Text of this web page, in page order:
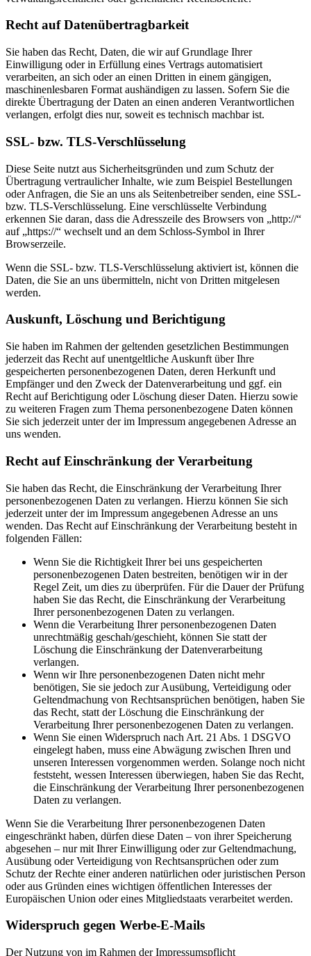
Recht auf Daten­übertrag­barkeit
Sie haben das Recht, Daten, die wir auf Grundlage Ihrer
Einwilligung oder in Erfüllung eines Vertrags automatisiert
verarbeiten, an sich oder an einen Dritten in einem gängigen,
maschinenlesbaren Format aushändigen zu lassen. Sofern Sie die
direkte Übertragung der Daten an einen anderen Verantwortlichen
verlangen, erfolgt dies nur, soweit es technisch machbar ist.
SSL- bzw. TLS-Verschlüsselung
Diese Seite nutzt aus Sicherheitsgründen und zum Schutz der
Übertragung vertraulicher Inhalte, wie zum Beispiel Bestellungen
oder Anfragen, die Sie an uns als Seitenbetreiber senden, eine SSL-
bzw. TLS-Verschlüsselung. Eine verschlüsselte Verbindung
erkennen Sie daran, dass die Adresszeile des Browsers von „http://“
auf „https://“ wechselt und an dem Schloss-Symbol in Ihrer
Browserzeile.
Wenn die SSL- bzw. TLS-Verschlüsselung aktiviert ist, können die
Daten, die Sie an uns übermitteln, nicht von Dritten mitgelesen
werden.
Auskunft, Löschung und Berichtigung
Sie haben im Rahmen der geltenden gesetzlichen Bestimmungen
jederzeit das Recht auf unentgeltliche Auskunft über Ihre
gespeicherten personenbezogenen Daten, deren Herkunft und
Empfänger und den Zweck der Datenverarbeitung und ggf. ein
Recht auf Berichtigung oder Löschung dieser Daten. Hierzu sowie
zu weiteren Fragen zum Thema personenbezogene Daten können
Sie sich jederzeit unter der im Impressum angegebenen Adresse an
uns wenden.
Recht auf Einschränkung der Verarbeitung
Sie haben das Recht, die Einschränkung der Verarbeitung Ihrer
personenbezogenen Daten zu verlangen. Hierzu können Sie sich
jederzeit unter der im Impressum angegebenen Adresse an uns
wenden. Das Recht auf Einschränkung der Verarbeitung besteht in
folgenden Fällen:
Wenn Sie die Richtigkeit Ihrer bei uns gespeicherten
personenbezogenen Daten bestreiten, benötigen wir in der
Regel Zeit, um dies zu überprüfen. Für die Dauer der Prüfung
haben Sie das Recht, die Einschränkung der Verarbeitung
Ihrer personenbezogenen Daten zu verlangen.
Wenn die Verarbeitung Ihrer personenbezogenen Daten
unrechtmäßig geschah/geschieht, können Sie statt der
Löschung die Einschränkung der Datenverarbeitung
verlangen.
Wenn wir Ihre personenbezogenen Daten nicht mehr
benötigen, Sie sie jedoch zur Ausübung, Verteidigung oder
Geltendmachung von Rechtsansprüchen benötigen, haben Sie
das Recht, statt der Löschung die Einschränkung der
Verarbeitung Ihrer personenbezogenen Daten zu verlangen.
Wenn Sie einen Widerspruch nach Art. 21 Abs. 1 DSGVO
eingelegt haben, muss eine Abwägung zwischen Ihren und
unseren Interessen vorgenommen werden. Solange noch nicht
feststeht, wessen Interessen überwiegen, haben Sie das Recht,
die Einschränkung der Verarbeitung Ihrer personenbezogenen
Daten zu verlangen.
Wenn Sie die Verarbeitung Ihrer personenbezogenen Daten
eingeschränkt haben, dürfen diese Daten – von ihrer Speicherung
abgesehen – nur mit Ihrer Einwilligung oder zur Geltendmachung,
Ausübung oder Verteidigung von Rechtsansprüchen oder zum
Schutz der Rechte einer anderen natürlichen oder juristischen Person
oder aus Gründen eines wichtigen öffentlichen Interesses der
Europäischen Union oder eines Mitgliedstaats verarbeitet werden.
Widerspruch gegen Werbe-E-Mails
Der Nutzung von im Rahmen der Impressumspflicht